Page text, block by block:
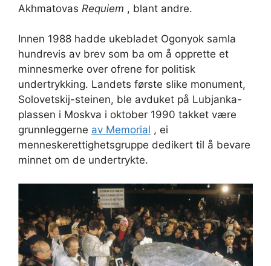
Akhmatovas Requiem , blant andre.
Innen 1988 hadde ukebladet Ogonyok samla
hundrevis av brev som ba om å opprette et
minnesmerke over ofrene for politisk
undertrykking. Landets første slike monument,
Solovetskij-steinen, ble avduket på Lubjanka-
plassen i Moskva i oktober 1990 takket være
grunnleggerne av Memorial , ei
menneskerettighetsgruppe dedikert til å bevare
minnet om de undertrykte.